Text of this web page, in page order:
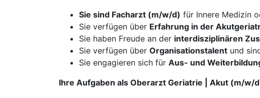
Sie sind Facharzt (m/w/d) für Innere Medizin
​​​​​​​Sie verfügen über Erfahrung in der
Sie haben Freude an der interdisziplinären
Sie verfügen über Organisationstalent und
Sie engagieren sich für Aus- und
Ihre Aufgaben als Oberarzt Geriatrie | Akut (m/w/